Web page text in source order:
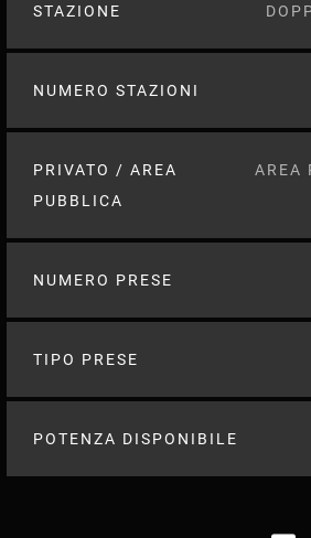
STAZIONE
NUMERO STAZIONI
PRIVATO / AREA
PUBBLICA
AREA
NUMERO PRESE
TIPO PRESE
POTENZA DISPONIBILE